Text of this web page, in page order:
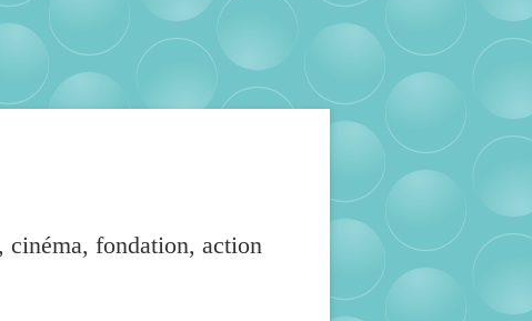
cinéma, fondation, action